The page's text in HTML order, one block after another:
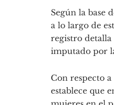
Según la base
a lo largo de
registro detalla
imputado por
Con respecto
establece que